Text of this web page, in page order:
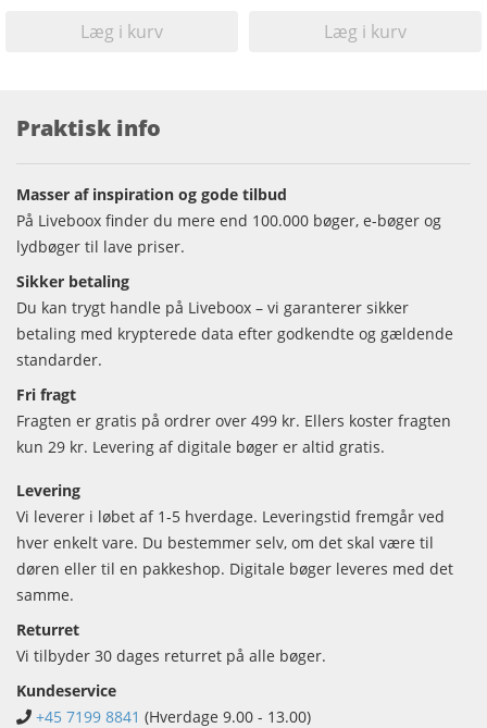
Læg i kurv Læg i kurv
Praktisk info
Masser af inspiration og gode tilbud
På Liveboox finder du mere end 100.000 bøger, e-bøger og
lydbøger til lave priser.
Sikker betaling
Du kan trygt handle på Liveboox – vi garanterer sikker
betaling med krypterede data efter godkendte og gældende
standarder.
Fri fragt
Fragten er gratis på ordrer over 499 kr. Ellers koster fragten
kun 29 kr. Levering af digitale bøger er altid gratis.
Levering
Vi leverer i løbet af 1-5 hverdage. Leveringstid fremgår ved
hver enkelt vare. Du bestemmer selv, om det skal være til
døren eller til en pakkeshop. Digitale bøger leveres med det
samme.
Returret
Vi tilbyder 30 dages returret på alle bøger.
Kundeservice
+45 7199 8841 (Hverdage 9.00 - 13.00)